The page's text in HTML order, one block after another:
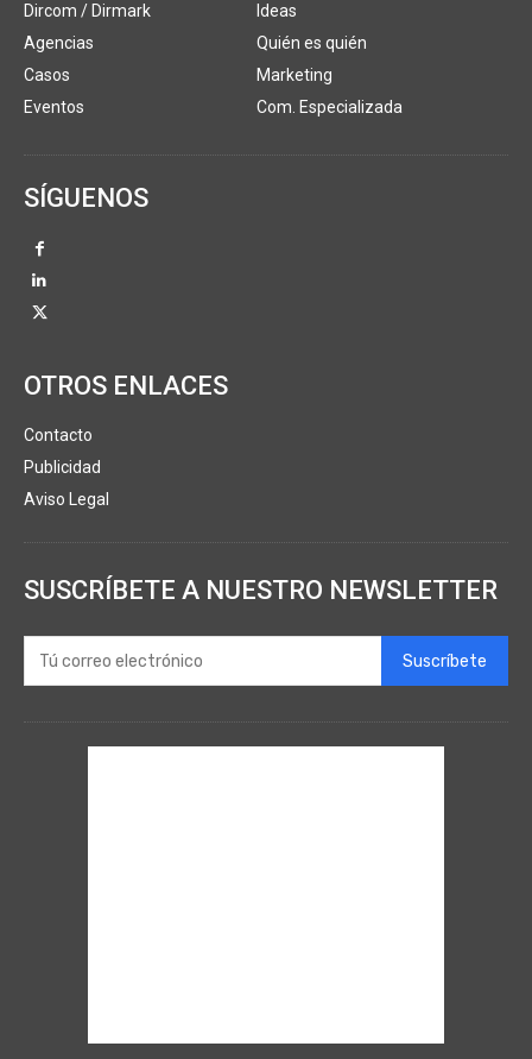
Dircom / Dirmark
Agencias
Casos
Eventos
Ideas
Quién es quién
Marketing
Com. Especializada
SÍGUENOS
OTROS ENLACES
Contacto
Publicidad
Aviso Legal
SUSCRÍBETE A NUESTRO NEWSLETTER
Suscríbete